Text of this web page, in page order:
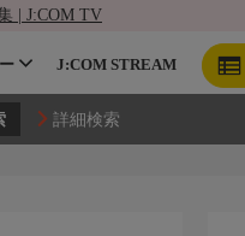
| J:COM TV
J:COM STREAM
詳細検索